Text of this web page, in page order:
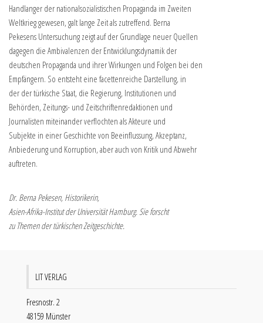
Handlanger der nationalsozialistischen Propaganda im Zweiten
Weltkrieg gewesen, galt lange Zeit als zutreffend. Berna
Pekesens Untersuchung zeigt auf der Grundlage neuer Quellen
dagegen die Ambivalenzen der Entwicklungsdynamik der
deutschen Propaganda und ihrer Wirkungen und Folgen bei den
Empfängern. So entsteht eine facettenreiche Darstellung, in
der der türkische Staat, die Regierung, Institutionen und
Behörden, Zeitungs- und Zeitschriftenredaktionen und
Journalisten miteinander verflochten als Akteure und
Subjekte in einer Geschichte von Beeinflussung, Akzeptanz,
Anbiederung und Korruption, aber auch von Kritik und Abwehr
auftreten.
Dr. Berna Pekesen, Historikerin,
Asien-Afrika-Institut der Universität Hamburg. Sie forscht
zu Themen der türkischen Zeitgeschichte.
LIT VERLAG
Fresnostr. 2
48159 Münster